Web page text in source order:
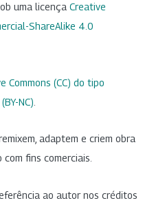
uma licença Creative
ShareAlike 4.0
Commons (CC) do tipo
NC)
adaptem e criem obra
fins comerciais.
ao autor nos créditos